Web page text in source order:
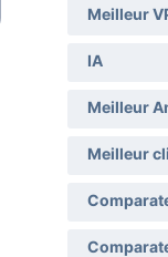
Meilleur
IA
Meilleur
Meilleur